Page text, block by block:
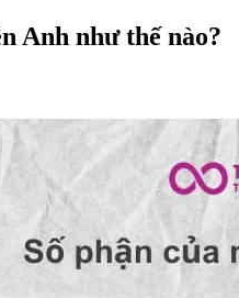
Anh như thế nào?